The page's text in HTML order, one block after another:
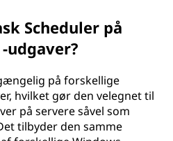
Scheduler på
udgaver?
på forskellige
hvilket gør den velegnet til
på servere såvel som
tilbyder den samme